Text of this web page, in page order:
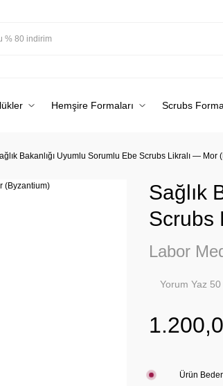
Hemşire Formaları Scrubs
Bakanlığı Uyumlu Sorumlu Ebe Scrubs Likralı — Mor
Sağlık
Scrubs
Labor
Yorum Yaz
Ürün